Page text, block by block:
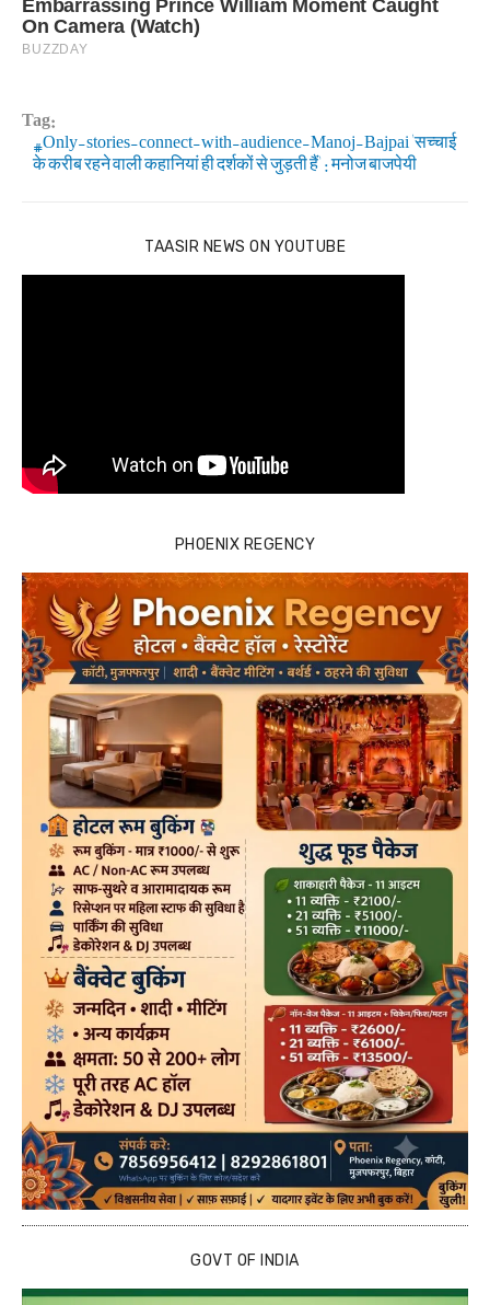
Tag:
Only-stories-connect-with-audience-Manoj-Bajpai 'सच्चाई
के करीब रहने वाली कहानियां ही दर्शकों से जुड़ती हैं' : मनोज बाजपेयी
TAASIR NEWS ON YOUTUBE
PHOENIX REGENCY
GOVT OF INDIA